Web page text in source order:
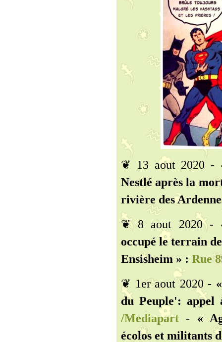
❦ 13 aout 2020 -
Nestlé après la
rivière des
❦ 8 aout 2020 -
occupé le terrain
Ensisheim » : Rue
❦ 1er aout 2020 -
du Peuple': appel
/Mediapart - «
écolos et militants